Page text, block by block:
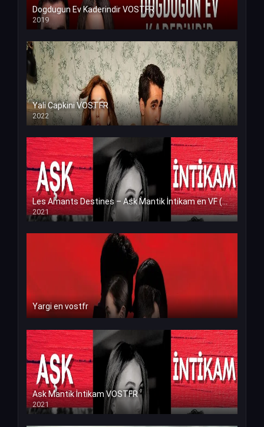
Dogdugun Ev Kaderindir VOSTFR
2019
Yali Capkini VOSTFR
2022
Les Amants Destines – Ask Mantik İntikam en VF (Voix Francaise)
2021
Yargi en vostfr
Ask Mantik İntikam VOSTFR
2021